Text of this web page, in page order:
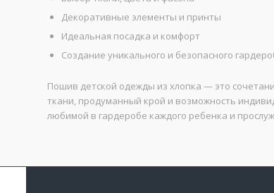
Декоративные элементы и принты
Идеальная посадка и комфорт
Создание уникального и безопасного
Пошив детской одежды из хлопка — это
ткани, продуманный крой и возможность
любимой в гардеробе каждого ребенка и